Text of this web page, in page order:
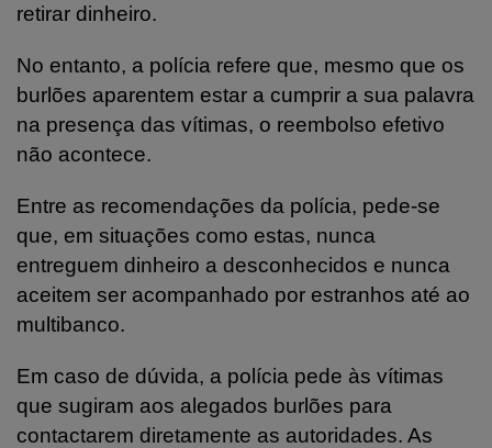
retirar dinheiro.
No entanto, a polícia refere que, mesmo que os
burlões aparentem estar a cumprir a sua palavra
na presença das vítimas, o reembolso efetivo
não acontece.
Entre as recomendações da polícia, pede-se
que, em situações como estas, nunca
entreguem dinheiro a desconhecidos e nunca
aceitem ser acompanhado por estranhos até ao
multibanco.
Em caso de dúvida, a polícia pede às vítimas
que sugiram aos alegados burlões para
contactarem diretamente as autoridades. As